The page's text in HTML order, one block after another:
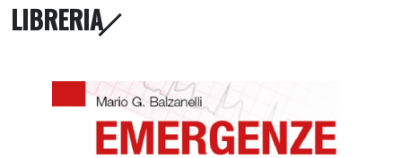
LIBRERIA